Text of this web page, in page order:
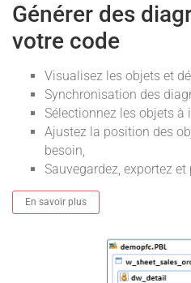
Générer des
votre code
Visualisez les objets et
Synchronisation des
Sélectionnez les objets
Ajustez la position des
besoin,
Sauvegardez, exportez
En savoir plus